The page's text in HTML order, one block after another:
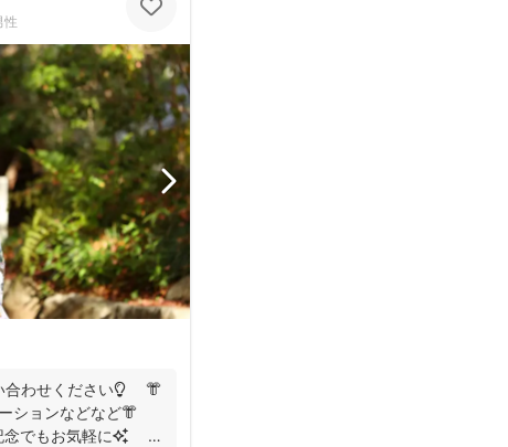
性
わせください💡 👘
ションなどなど👘
でもお気軽に✨